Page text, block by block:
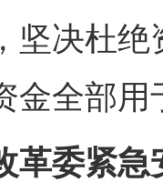
坚决杜
金全部
委紧急